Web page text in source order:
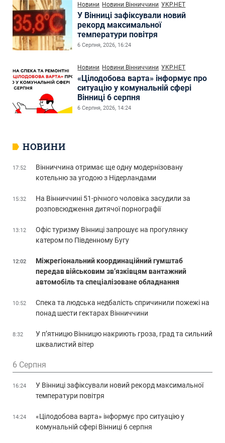
Новини Новини Вінниччини УКР.НЕТ
У Вінниці зафіксували новий
рекорд максимальної
температури повітря
6 Серпня, 2026, 16:24
Новини Новини Вінниччини УКР.НЕТ
«Цілодобова варта» інформує про
ситуацію у комунальній сфері
Вінниці 6 серпня
6 Серпня, 2026, 14:24
НОВИНИ
17:52
Вінниччина отримає ще одну модернізовану
котельню за угодою з Нідерландами
15:32
На Вінниччині 51-річного чоловіка засудили за
розповсюдження дитячої порнографії
13:12
Офіс туризму Вінниці запрошує на прогулянку
катером по Південному Бугу
12:02
Міжрегіональний координаційний гумштаб
передав військовим зв’язківцям вантажний
автомобіль та спеціалізоване обладнання
10:52
Спека та людська недбалість спричинили пожежі на
понад шести гектарах Вінниччини
8:32
У п’ятницю Вінницю накриють гроза, град та сильний
шквалистий вітер
6 Серпня
16:24
У Вінниці зафіксували новий рекорд максимальної
температури повітря
14:24
«Цілодобова варта» інформує про ситуацію у
комунальній сфері Вінниці 6 серпня